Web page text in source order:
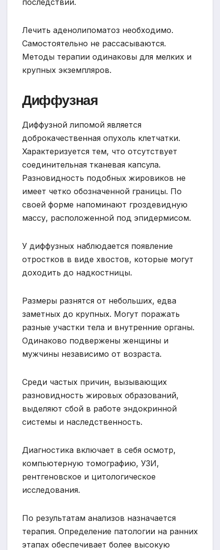
Лечить аденолипоматоз необходимо.
Самостоятельно не рассасываются.
Методы терапии одинаковы для мелких и
крупных экземпляров.
Диффузная
Диффузной липомой является
доброкачественная опухоль клетчатки.
Характеризуется тем, что отсутствует
соединительная тканевая капсула.
Разновидность подобных жировиков не
имеет четко обозначенной границы. По
своей форме напоминают гроздевидную
массу, расположенной под эпидермисом.
У диффузных наблюдается появление
отростков в виде хвостов, которые могут
доходить до надкостницы.
Размеры разнятся от небольших, едва
заметных до крупных. Могут поражать
разные участки тела и внутренние органы.
Одинаково подвержены женщины и
мужчины независимо от возраста.
Среди частых причин, вызывающих
разновидность жировых образований,
выделяют сбой в работе эндокринной
системы и наследственность.
Диагностика включает в себя осмотр,
компьютерную томографию, УЗИ,
рентгеновское и цитологическое
исследования.
По результатам анализов назначается
терапия. Определение патологии на ранних
этапах обеспечивает более высокую